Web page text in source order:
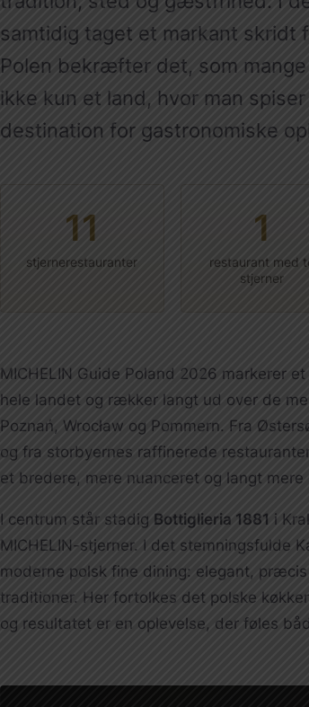
samtidig taget et markant skridt
Polen bekræfter det, som
ikke kun et land, hvor man
destination for gastronomiske
11
stjernerestauranter
1
restaurant med
stjerner
MICHELIN Guide Poland 2026 markerer
hele landet og rækker langt ud over de
Poznań, Wrocław og Pommern. Fra
og fra storbyernes raffinerede
et bredere, mere nuanceret og langt
I centrum står stadig Bottiglieria 1881 i
MICHELIN-stjerner. I det stemningsfulde
moderne polsk fine dining: elegant,
traditioner. Her fortolkes det polske
og resultatet er en oplevelse, der føles